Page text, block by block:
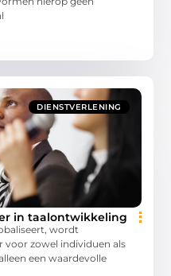
DIENSTVERLENING
in taalontwikkeling
wordt
voor zowel individuen als
een waardevolle